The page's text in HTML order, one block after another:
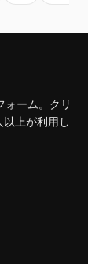
ーム。クリ
上が利用し